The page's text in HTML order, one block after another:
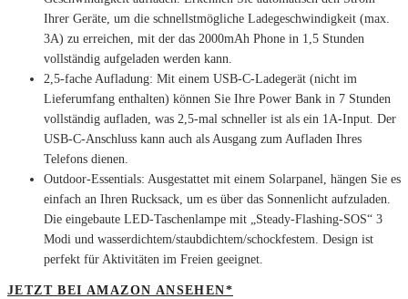
Ihrer Geräte, um die schnellstmögliche Ladegeschwindigkeit (max.
3A) zu erreichen, mit der das 2000mAh Phone in 1,5 Stunden
vollständig aufgeladen werden kann.
2,5-fache Aufladung: Mit einem USB-C-Ladegerät (nicht im
Lieferumfang enthalten) können Sie Ihre Power Bank in 7 Stunden
vollständig aufladen, was 2,5-mal schneller ist als ein 1A-Input. Der
USB-C-Anschluss kann auch als Ausgang zum Aufladen Ihres
Telefons dienen.
Outdoor-Essentials: Ausgestattet mit einem Solarpanel, hängen Sie es
einfach an Ihren Rucksack, um es über das Sonnenlicht aufzuladen.
Die eingebaute LED-Taschenlampe mit „Steady-Flashing-SOS“ 3
Modi und wasserdichtem/staubdichtem/schockfestem. Design ist
perfekt für Aktivitäten im Freien geeignet.
JETZT BEI AMAZON ANSEHEN*